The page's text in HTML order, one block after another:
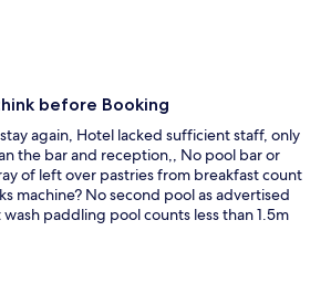
or mesh curtains on room doors so
a big issue in ground floor rooms, rooms
no walk in shower, sunbeds
little room to move them to distance
- felt devisive, on a hill so a lot windier all
the beach,. The bad: €18 EACH to keep
on check out day. Shocking. Never
in the world to keep a wristband and we
to use facilities until we leave.
not to pay. Premium guests (we
pay this too. €20 to keep your room for a
€40 to keep it until 5pm. Fair enough,
before Booking
again, Hotel lacked sufficient staff, only
the bar and reception,, No pool bar or
of left over pastries from breakfast count
machine? No second pool as advertised
paddling pool counts less than 1.5m
rude and unprofessional.
Evenings entertainment was made up